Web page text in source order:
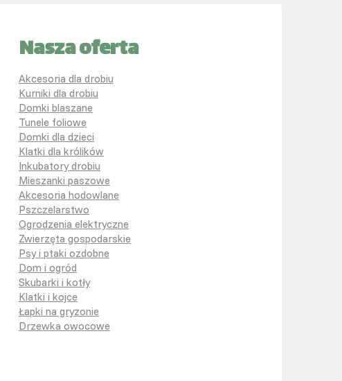
Nasza oferta
Akcesoria dla drobiu
Kurniki dla drobiu
Domki blaszane
Tunele foliowe
Domki dla dzieci
Klatki dla królików
Inkubatory drobiu
Mieszanki paszowe
Akcesoria hodowlane
Pszczelarstwo
Ogrodzenia elektryczne
Zwierzęta gospodarskie
Psy i ptaki ozdobne
Dom i ogród
Skubarki i kotły
Klatki i kojce
Łapki na gryzonie
Drzewka owocowe